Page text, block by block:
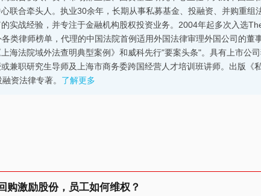
联合牵头人。执业30余年，长期从事私募基金、投融资、并购重组
实战经验，并专注于金融机构股权投资业务。2004年起多次入选
类律师榜单，代理的中国法院首例适用外国法律审理外国公司的董
海法院域外法查明典型案例》和威科先行"要案头条"。具有上市公司
兼职研究生导师及上海市商务委跨国经营人才培训班讲师。出版《
资法律专著。 了解更多
购激励股份，员工如何维权？